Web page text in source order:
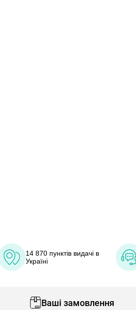
14 870 пунктів видачі в
Україні
Ваші замовлення